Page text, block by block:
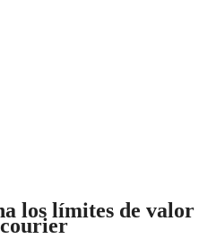
los límites de valor